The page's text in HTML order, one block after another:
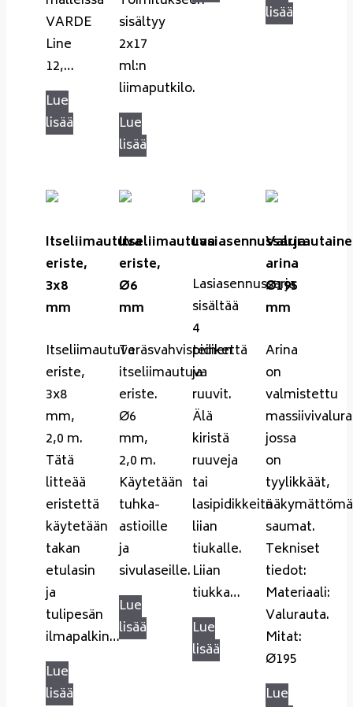
VARDE
Line
12,…
Lue
lisää
sisältyy
2x17
ml:n
liimaputkilo.
Lue
lisää
lisää
Itseliimautuva
eriste,
3x8
mm
Itseliimautuva
eriste,
3x8
mm,
2,0 m.
Tätä
litteää
eristettä
käytetään
takan
etulasin
ja
tulipesän
ilmapalkin…
Lue
lisää
Itseliimautuva
eriste,
Ø6
mm
Teräsvahvisteinen
itseliimautuva
eriste.
Ø6
mm,
2,0 m.
Käytetään
tuhka-
astioille
ja
sivulaseille.
Lue
lisää
Lasiasennussarja
Lasiasennussarja
sisältää
4
pidikettä
ja
ruuvit.
Älä
kiristä
ruuveja
tai
lasipidikkeitä
liian
tiukalle.
Liian
tiukka…
Lue
lisää
arina
Ø195
mm
Arina
on
valmistettu
jossa
on
tyylikkäät,
saumat.
Tekniset
tiedot:
Materiaali:
Valurauta.
Mitat:
Ø195
Lue